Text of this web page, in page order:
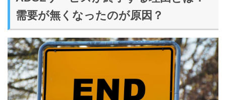
需要が無くなったのが原因？